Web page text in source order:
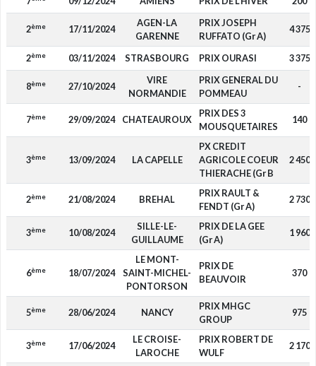
2ème 17/11/2024
AGEN-LA
GARENNE
PRIX JOSEPH
RUFFATO (Gr A)
4 375
2ème 03/11/2024 STRASBOURG PRIX OURASI 3 375
8ème 27/10/2024
VIRE
NORMANDIE
PRIX GENERAL DU
POMMEAU
-
7ème 29/09/2024 CHATEAUROUX
PRIX DES 3
MOUSQUETAIRES
140
3ème 13/09/2024 LA CAPELLE
PX CREDIT
AGRICOLE COEUR
THIERACHE (Gr B
2 450
2ème 21/08/2024 BREHAL
PRIX RAULT &
FENDT (Gr A)
2 730
3ème 10/08/2024
SILLE-LE-
GUILLAUME
PRIX DE LA GEE
(Gr A)
1 960
6ème 18/07/2024
LE MONT-
SAINT-MICHEL-
PONTORSON
PRIX DE
BEAUVOIR
370
5ème 28/06/2024 NANCY
PRIX MHGC
GROUP
975
3ème 17/06/2024
LE CROISE-
LAROCHE
PRIX ROBERT DE
WULF
2 170